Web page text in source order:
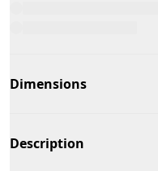
Dimensions
Description